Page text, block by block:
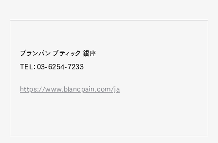
ブランパン ブティック 銀座
TEL：03-6254-7233
https://www.blancpain.com/ja